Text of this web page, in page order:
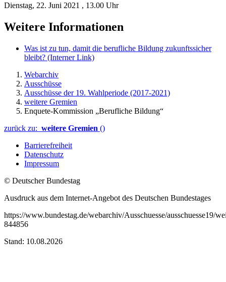
Dienstag, 22. Juni 2021 , 13.00 Uhr
Weitere Informationen
Was ist zu tun, damit die berufliche Bildung zukunftssicher
bleibt? (Interner Link)
Webarchiv
Ausschüsse
Ausschüsse der 19. Wahlperiode (2017-2021)
weitere Gremien
Enquete-Kommission „Berufliche Bildung“
zurück zu: weitere Gremien ()
Barrierefreiheit
Datenschutz
Impressum
© Deutscher Bundestag
Ausdruck aus dem Internet-Angebot des Deutschen Bundestages
https://www.bundestag.de/webarchiv/Ausschuesse/ausschuesse19/
844856
Stand: 10.08.2026